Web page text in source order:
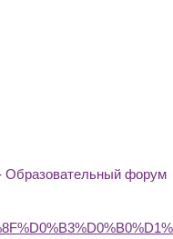
Образовательный форум